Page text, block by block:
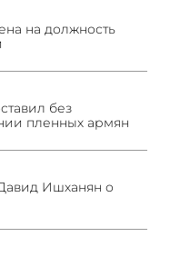
на должность
без
пленных армян
Ишханян о